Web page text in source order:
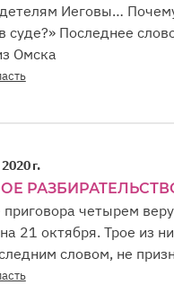
Иеговы…
суде?» Последнее
Омска
г.
приговора четырем
21 октября. Трое из
словом, не